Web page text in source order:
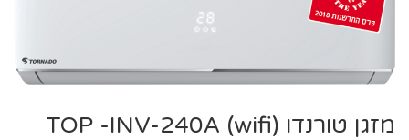
מזגן טורנדו (TOP -INV-240A (wifi